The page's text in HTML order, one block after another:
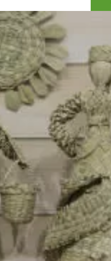
информация
Алтай
буклеты